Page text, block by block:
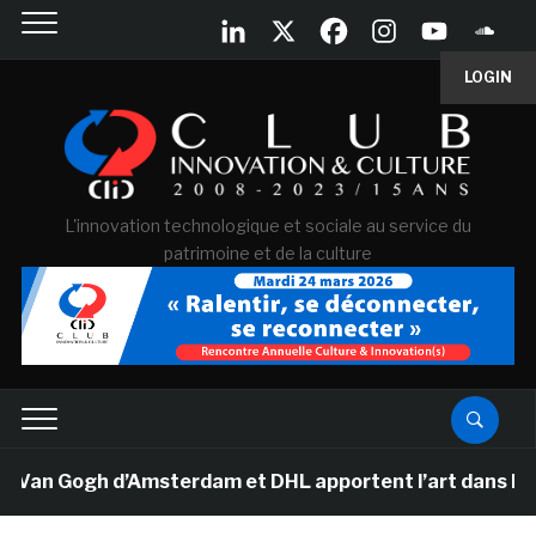
LOGIN
L'innovation technologique et sociale au service du
patrimoine et de la culture
Van Gogh d’Amsterdam et DHL apportent l’art dans